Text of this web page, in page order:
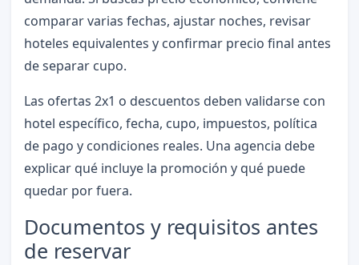
comparar varias fechas, ajustar noches, revisar
hoteles equivalentes y confirmar precio final antes
de separar cupo.
Las ofertas 2x1 o descuentos deben validarse con
hotel específico, fecha, cupo, impuestos, política
de pago y condiciones reales. Una agencia debe
explicar qué incluye la promoción y qué puede
quedar por fuera.
Documentos y requisitos antes
de reservar